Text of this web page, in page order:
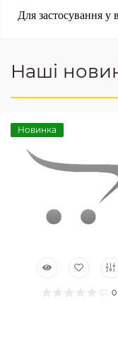
Для застосування у
Наші
Новинка
0